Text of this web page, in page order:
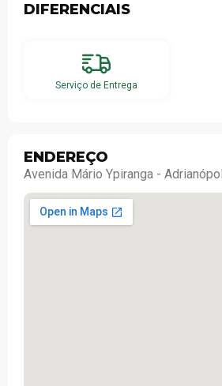
DIFERENCIAIS
Serviço de Entrega
ENDEREÇO
Avenida Mário Ypiranga -